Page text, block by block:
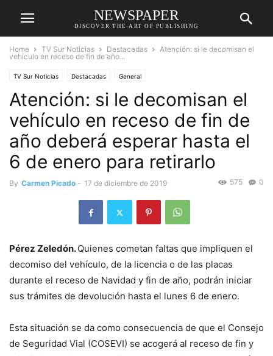
NEWSPAPER
DISCOVER THE ART OF PUBLISHING
Home TV Sur Noticias Destacadas
Atención: si le decomisan el
vehículo en receso de fin de año...
TV Sur Noticias Destacadas General
Atención: si le decomisan el
vehículo en receso de fin de
año deberá esperar hasta el
6 de enero para retirarlo
By Carmen Picado - 17 de diciembre de 2019 0
575
Pérez Zeledón.Quienes cometan faltas que impliquen el
decomiso del vehículo, de la licencia o de las placas
durante el receso de Navidad y fin de año, podrán iniciar
sus trámites de devolución hasta el lunes 6 de enero.
Esta situación se da como consecuencia de que el Consejo
de Seguridad Vial (COSEVI) se acogerá al receso de fin y